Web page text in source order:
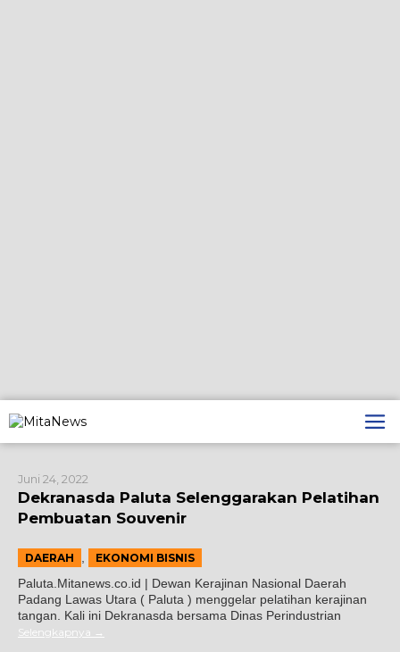
ke
konten
Juni 24, 2022
Dekranasda Paluta Selenggarakan Pelatihan
Pembuatan Souvenir
DAERAH EKONOMI BISNIS
Paluta.Mitanews.co.id | Dewan Kerajinan Nasional Daerah
Padang Lawas Utara ( Paluta ) menggelar pelatihan kerajinan
tangan. Kali ini Dekranasda bersama Dinas Perindustrian
Selengkapnya